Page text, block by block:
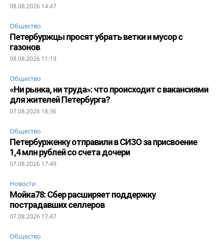
08.08.2026 14:47
Общество
Петербуржцы просят убрать ветки и мусор с
газонов
08.08.2026 11:19
Общество
«Ни рынка, ни труда»: что происходит с вакансиями
для жителей Петербурга?
07.08.2026 18:36
Общество
Петербурженку отправили в СИЗО за присвоение
1,4 млн рублей со счета дочери
07.08.2026 17:49
Новости
Мойка78: Сбер расширяет поддержку
пострадавших селлеров
07.08.2026 17:47
Общество